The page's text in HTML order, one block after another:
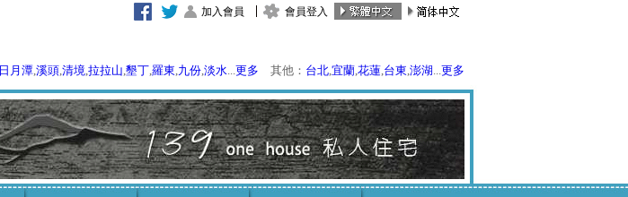
加入會員 會員登入
日月潭,溪頭,清境,拉拉山,墾丁,羅東,九份,淡水...更多 其他： 台北,宜蘭,花蓮,台東,澎湖...更多